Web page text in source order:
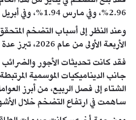
2.96%، وفي مارس 1.94%، وفي أبريل 4.18%.
وعند النظر إلى أسباب التضخم
الأربعة الأولى من عام 2026، تبرز عدة عوامل مختلفة.
فقد كانت تحديثات الأجور والضرائب
جانب الديناميكيات الموسمية
الشتاء إلى فصل الربيع، من أبرز
ساهمت في ارتفاع التضخم خلال الأشهر